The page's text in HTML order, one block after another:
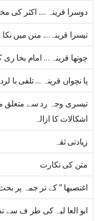
دوسرا قرینہ …. اکثر کی
تیسرا قرینہ…. متن میں
چوتھا قرینہ … امام بخا ری
پا نچواں قرینہ … تلفی با لرد
تیسری وجہ رد سے متعلق
اشکالات کا ازالہ
زیادتی ثقہ
متن کی نکارت
اغتصبھا ’’ کے تر جمہ پر
ابو العا لیہ کی طر ف